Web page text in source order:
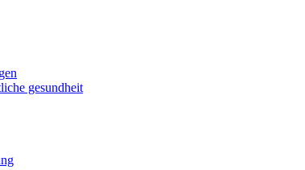
gesundheit